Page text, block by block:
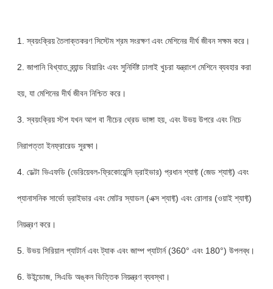
1. স্বয়ংক্রিয় তৈলাক্তকরণ সিস্টেম শ্রম সংরক্ষণ এবং মেশিনের দীর্ঘ জীবন সক্ষম করে।
2. জাপানি বিখ্যাত ব্র্যান্ড বিয়ারিং এবং সুনির্দিষ্ট ঢালাই খুচরা যন্ত্রাংশ মেশিনে ব্যবহার করা
হয়, যা মেশিনের দীর্ঘ জীবন নিশ্চিত করে।
3. স্বয়ংক্রিয় স্টপ যখন আপ বা নীচের থ্রেড ভাঙ্গা হয়, এবং উভয় উপরে এবং নিচে
নিরাপত্তা ইনফ্রারেড সুরক্ষা।
4. ডেল্টা ভিএফডি (ভেরিয়েবল-ফ্রিকোয়েন্সি ড্রাইভার) প্রধান শ্যাফ্ট (জেড শ্যাফ্ট) এবং
প্যানাসনিক সার্ভো ড্রাইভার এবং মোটর স্যাডল (এক্স শ্যাফ্ট) এবং রোলার (ওয়াই শ্যাফ্ট)
নিয়ন্ত্রণ করে।
5. উভয় সিরিয়াল প্যাটার্ন এবং ট্যাক এবং জাম্প প্যাটার্ন (360° এবং 180°) উপলব্ধ।
6. উইন্ডোজ, সিএডি অঙ্কন ভিত্তিক নিয়ন্ত্রণ ব্যবস্থা।